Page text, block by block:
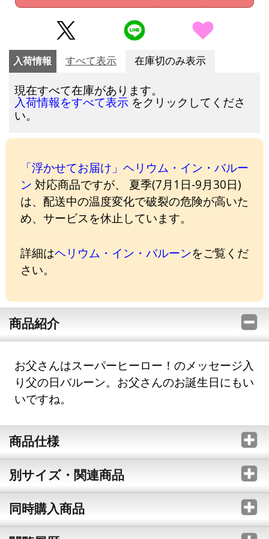
入荷情報 すべて表示 在庫切のみ表示
現在すべて在庫があります。
入荷情報をすべて表示 をクリックしてくださ
い。
「浮かせてお届け」ヘリウム・イン・バルー
ン 対応商品ですが、 夏季(7月1日-9月30日)
は、配送中の温度変化で破裂の危険が高いた
め、サービスを休止しています。
詳細はヘリウム・イン・バルーンをご覧くだ
さい。
商品紹介
お父さんはスーパーヒーロー！のメッセージ入
り父の日バルーン。お父さんのお誕生日にもい
いですね。
商品仕様
別サイズ・関連商品
同時購入商品